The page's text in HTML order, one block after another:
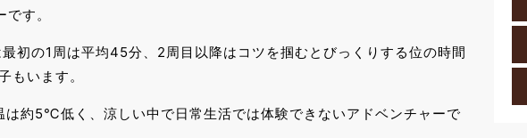
す。
初の1周は平均45分、2周目以降はコツを掴むとびっくりする位の時間
もいます。
約5℃低く、涼しい中で日常生活では体験できないアドベンチャーで